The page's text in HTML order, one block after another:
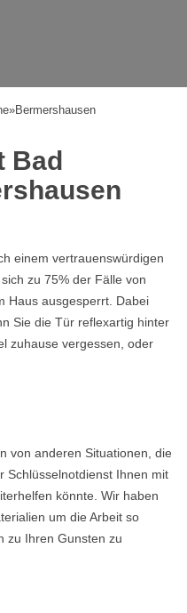
»Bermershausen
Bad
einem vertrauenswürdigen
zu 75% der Fälle von
Haus ausgesperrt. Dabei
Sie die Tür reflexartig hinter
zuhause vergessen, oder
von anderen Situationen, die
Schlüsselnotdienst Ihnen mit
könnte. Wir haben
um die Arbeit so
zu Ihren Gunsten zu